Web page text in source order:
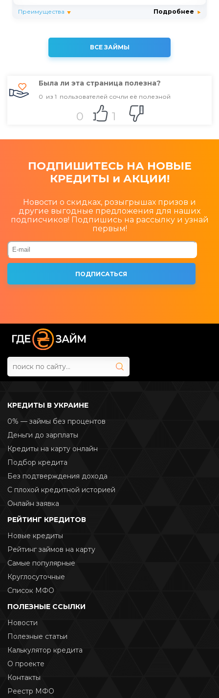
Преимущества Подробнее
ВСЕ ЗАЙМЫ
Была ли эта страница полезна?
0 из 1 пользователей сочли её полезной
0 1
ПОДПИШИТЕСЬ НА НОВЫЕ
КРЕДИТЫ и АКЦИИ!
Новости о скидках, розыгрышах призов и
другие выгодные предложения для наших
подписчиков! Подпишись на рассылку и узнай
первым!
КРЕДИТЫ В УКРАИНЕ
0% — займы без процентов
Деньги до зарплаты
Кредиты на карту онлайн
Подбор кредита
Без подтверждения дохода
С плохой кредитной историей
Онлайн заявка
РЕЙТИНГ КРЕДИТОВ
Новые кредиты
Рейтинг займов на карту
Самые популярные
Круглосуточные
Список МФО
ПОЛЕЗНЫЕ ССЫЛКИ
Новости
Полезные статьи
Калькулятор кредита
О проекте
Контакты
Реестр МФО